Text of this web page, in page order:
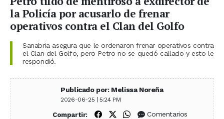
la Policía por acusarlo de frenar
operativos contra el Clan del Golfo
Sanabria asegura que le ordenaron frenar operativos contra
el Clan del Golfo, pero Petro no se quedó callado y esto le
respondió.
Publicado por: Melissa Noreña
2026-06-25 | 5:24 PM
Compartir: Compartir en Facebook
Compartir en X (Twitter)
Compartir en WhatsApp
Comentarios